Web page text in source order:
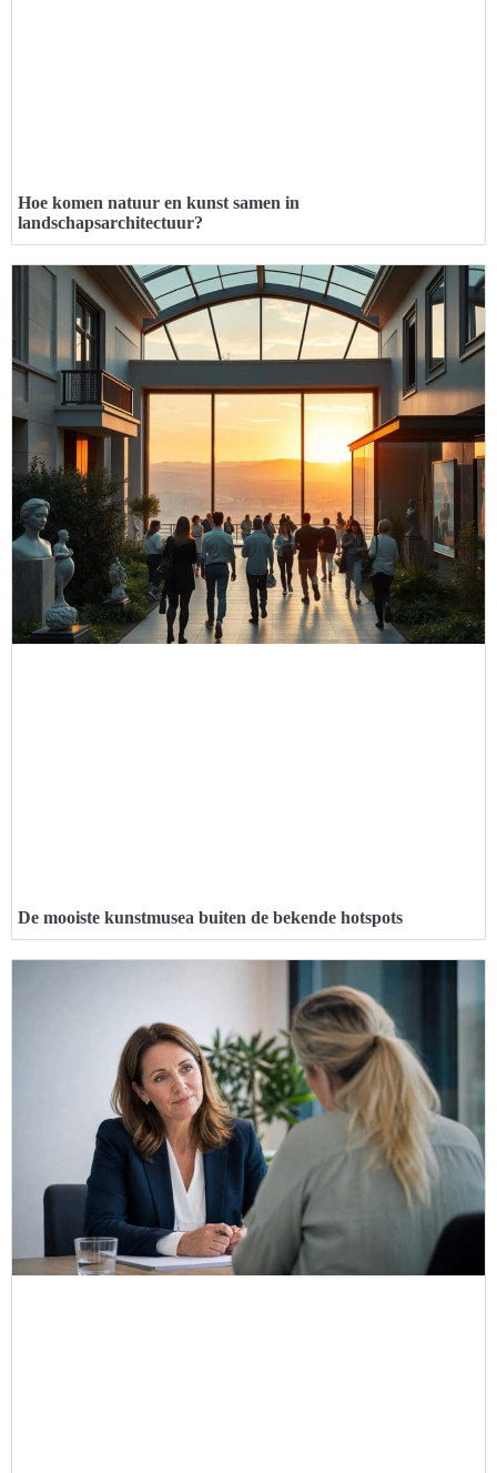
Hoe komen natuur en kunst samen in
landschapsarchitectuur?
De mooiste kunstmusea buiten de bekende hotspots